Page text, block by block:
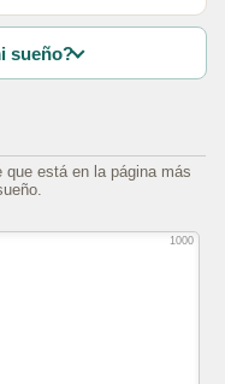
sueño?
está en la página más
1000